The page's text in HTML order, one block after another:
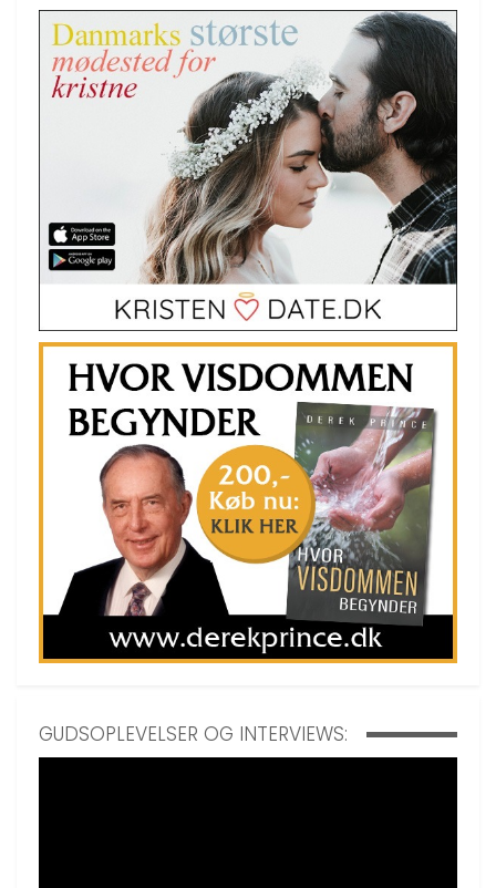
GUDSOPLEVELSER OG INTERVIEWS: